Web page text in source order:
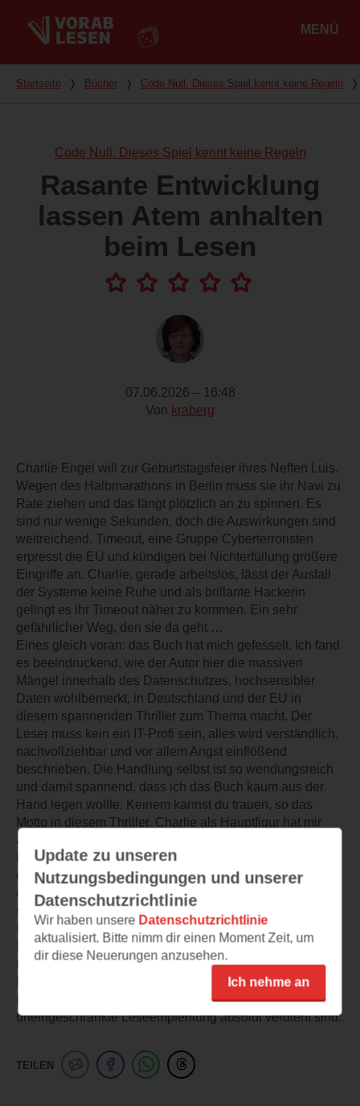
MENÜ
Du bist hier
Startseite ❭ Bücher ❭ Code Null. Dieses Spiel kennt keine Regeln ❭
Code Null. Dieses Spiel kennt keine Regeln
Rasante Entwicklung
lassen Atem anhalten
beim Lesen
07.06.2026 – 16:48
Von kraberg
Charlie Engel will zur Geburtstagsfeier ihres Neffen Luis.
Wegen des Halbmarathons in Berlin muss sie ihr Navi zu
Rate ziehen und das fängt plötzlich an zu spinnen. Es
sind nur wenige Sekunden, doch die Auswirkungen sind
weitreichend. Timeout, eine Gruppe Cyberterroristen
erpresst die EU und kündigen bei Nichterfüllung größere
Eingriffe an. Charlie, gerade arbeitslos, lässt der Ausfall
der Systeme keine Ruhe und als brillante Hackerin
gelingt es ihr Timeout näher zu kommen. Ein sehr
gefährlicher Weg, den sie da geht …
Eines gleich voran: das Buch hat mich gefesselt. Ich fand
es beeindruckend, wie der Autor hier die massiven
Mängel innerhalb des Datenschutzes, hochsensibler
Daten wohlbemerkt, in Deutschland und der EU in
diesem spannenden Thriller zum Thema macht. Der
Leser muss kein ein IT-Profi sein, alles wird verständlich,
nachvollziehbar und vor allem Angst einflößend
beschrieben. Die Handlung selbst ist so wendungsreich
und damit spannend, dass ich das Buch kaum aus der
Hand legen wollte. Keinem kannst du trauen, so das
Motto in diesem Thriller. Charlie als Hauptfigur hat mir
ausgezeichnet gefallen. Sie ist nicht nur eine Meisterin in
ihrem Fach, gleichzeitig ist sie auch auf der Suche nach
dem richtigen Weg für sich. Menschliche Nähe macht sie
eher unsicher, kann man doch die Menschen viel
schwerer einschätzen als die ihr vertrauten Bits und
Bytes. KIM, die von ihr entwickelte KI, habe ich beim
Lesen fast liebgewonnen. Irgendwie hat sie sehr viel
menschliche Züge. Der Kampf gegen Korruption,
Machtmissbrauch und Schwächen in den Systemen hat
mir so gut gefallen, dass 5 Lese-Sterne wie auch eine
uneingeschränkte Leseempfehlung absolut verdient sind.
TEILEN
Update zu unseren
Nutzungsbedingungen und unserer
Datenschutzrichtlinie
Wir haben unsere Datenschutzrichtlinie
aktualisiert. Bitte nimm dir einen Moment Zeit, um
dir diese Neuerungen anzusehen.
Ich nehme an